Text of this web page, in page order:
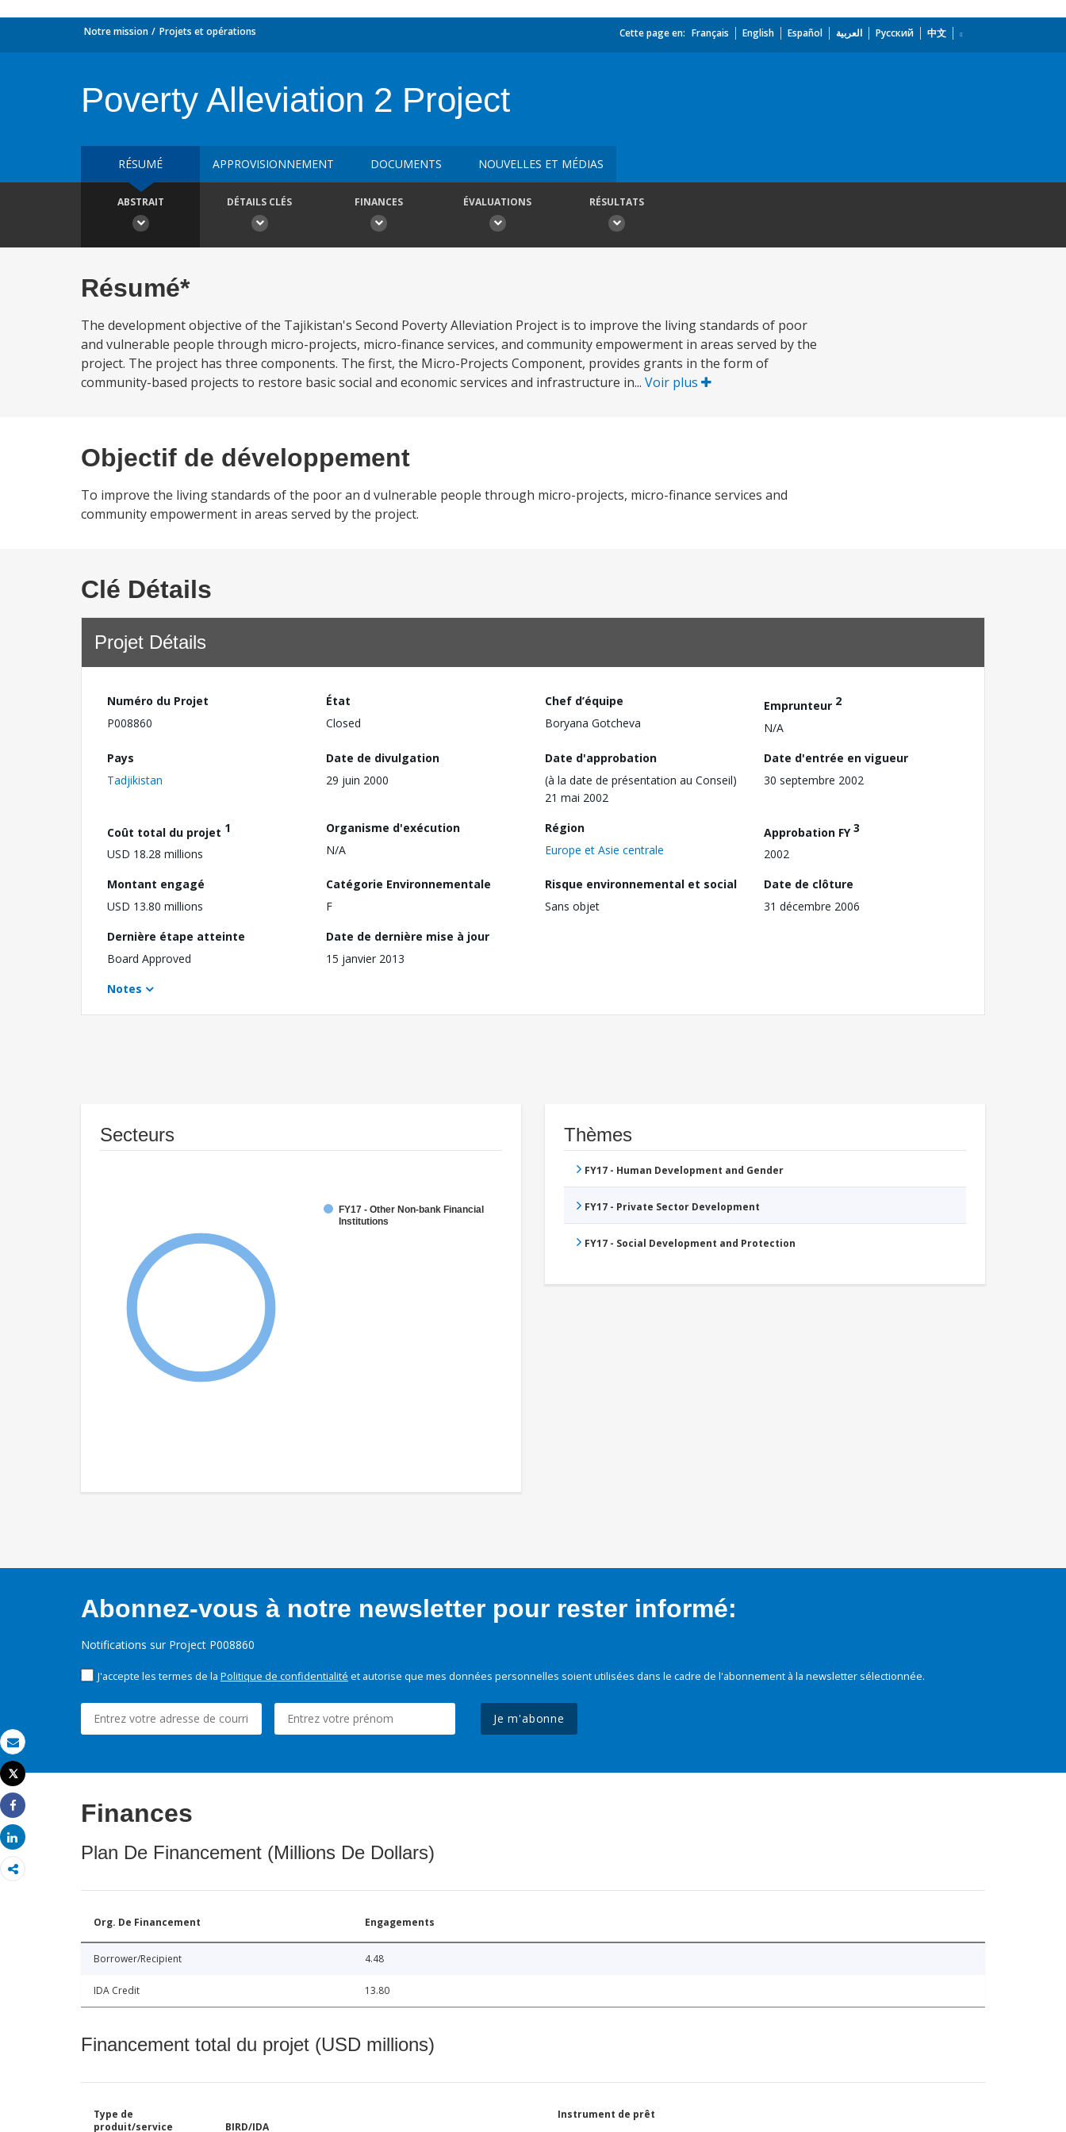
Email
Imprimer
Tweet
Share
Share
Notre mission Projets et opérations Cette page en: Français English Español العربية Русский 中文
Poverty Alleviation 2 Project
RÉSUMÉ APPROVISIONNEMENT DOCUMENTS NOUVELLES ET MÉDIAS
ABSTRAIT DÉTAILS CLÉS FINANCES ÉVALUATIONS RÉSULTATS
Résumé*
The development objective of the Tajikistan's Second Poverty Alleviation Project is to improve the living standards of poor
and vulnerable people through micro-projects, micro-finance services, and community empowerment in areas served by the
project. The project has three components. The first, the Micro-Projects Component, provides grants in the form of
community-based projects to restore basic social and economic services and infrastructure in... Voir plus
Objectif de développement
To improve the living standards of the poor an d vulnerable people through micro-projects, micro-finance services and
community empowerment in areas served by the project.
Clé Détails
Projet Détails
Numéro du Projet
P008860
État
Closed
Chef d’équipe
Boryana Gotcheva
Emprunteur 2
N/A
Pays
Tadjikistan
Date de divulgation
29 juin 2000
Date d'approbation
(à la date de présentation au Conseil)
21 mai 2002
Date d'entrée en vigueur
30 septembre 2002
Coût total du projet 1
USD 18.28 millions
Organisme d'exécution
N/A
Région
Europe et Asie centrale
Approbation FY3
2002
Montant engagé
USD 13.80 millions
Catégorie Environnementale
F
Risque environnemental et social
Sans objet
Date de clôture
31 décembre 2006
Dernière étape atteinte
Board Approved
Date de dernière mise à jour
15 janvier 2013
Notes
Secteurs
FY17 - Other Non-bank Financial
Institutions
Thèmes
FY17 - Human Development and Gender
FY17 - Private Sector Development
FY17 - Social Development and Protection
Abonnez-vous à notre newsletter pour rester informé:
Notifications sur Project P008860
J'accepte les termes de la Politique de confidentialité et autorise que mes données personnelles soient utilisées dans le cadre de l'abonnement à la newsletter sélectionnée.
Je m'abonne
Finances
Plan De Financement (Millions De Dollars)
Org. De Financement Engagements
Borrower/Recipient 4.48
IDA Credit 13.80
Financement total du projet (USD millions)
Type de
produit/service
BIRD/IDA
Instrument de prêt